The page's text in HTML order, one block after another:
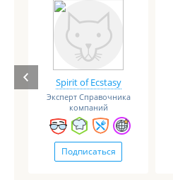
Spirit of Ecstasy
Эксперт Справочника
компаний
Подписаться